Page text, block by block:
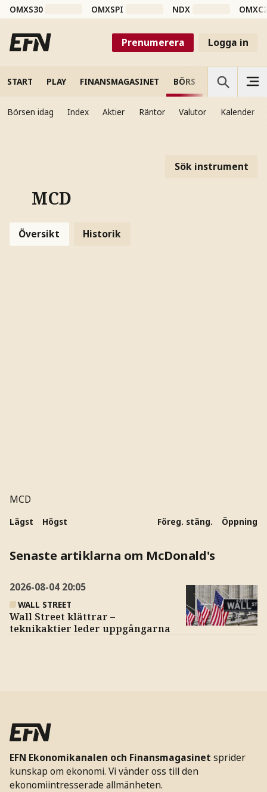
OMXS30 OMXSPI NDX
Prenumerera Logga in
START PLAY FINANSMAGASINET BÖRS VETENSKAP
Börsen idag Index Aktier Räntor Valutor Kalender
Sök instrument
MCD
Översikt Historik
MCD
Lägst Högst Föreg. stäng. Öppning
Senaste artiklarna om McDonald's
2026-08-04 20:05
WALL STREET
Wall Street klättrar –
teknikaktier leder uppgångarna
EFN Ekonomikanalen och Finansmagasinet sprider
kunskap om ekonomi. Vi vänder oss till den
ekonomiintresserade allmänheten.